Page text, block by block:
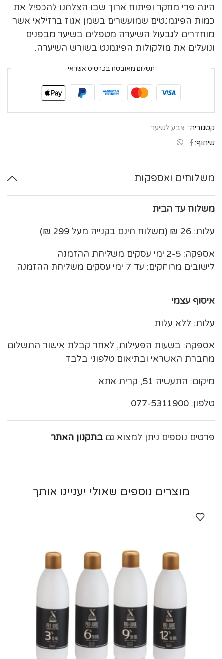
הינה פרי מחקר ופיתוח ארוך שבו הצלחנו להכפיל את
כמות הפיגמנטים שמועשרים בשמן אגוז ברזילאי אשר
מוחדרים לגבעול השיערה מטפלים בשיער מבפנים
ונועלים את מולקולות הפיגמנט בשורש השיערה.
תשלום מאובטח בכרטיס אשראי
קטגוריה: צבע לשיער
שיתוף:
משלוחים ואספקות
משלוח עד הבית
עלות: 26 ₪ (משלוח חינם בקנייה מעל 299 ₪)
אספקה: 2-5 ימי עסקים משליחת ההזמנה
לישובים מרוחקים: עד 7 ימי עסקים משליחת ההזמנה
איסוף עצמי
עלות: ללא עלות
אספקה: בשעות הפעילות, לאחר קבלת אישור התשלום
מחברת האשראי ובתיאום טלפוני בלבד
מיקום: התעשיה 51, קרית אתא
טלפון: 077-5311900
פרטים נוספים ניתן למצוא גם בתקנון האתר
מוצרים נוספים שאולי יעניינו אותך